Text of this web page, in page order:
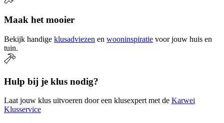
Maak het mooier
Bekijk handige klusadviezen en wooninspiratie voor jouw huis en
tuin.
Hulp bij je klus nodig?
Laat jouw klus uitvoeren door een klusexpert met de Karwei
Klusservice